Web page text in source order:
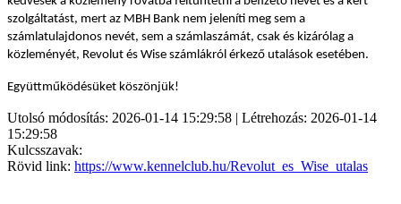
szolgáltatást, mert az MBH Bank nem jeleníti meg sem a
számlatulajdonos nevét, sem a számlaszámát, csak és kizárólag a
közleményét, Revolut és Wise számlákról érkező utalások esetében.
Együttműködésüket köszönjük!
Utolsó módosítás: 2026-01-14 15:29:58 | Létrehozás: 2026-01-14
15:29:58
Kulcsszavak:
Rövid link: https://www.kennelclub.hu/Revolut_es_Wise_utalas